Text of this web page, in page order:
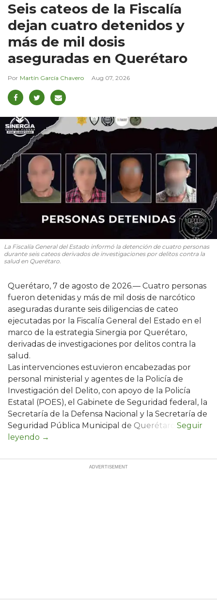
Seis cateos de la Fiscalía
dejan cuatro detenidos y
más de mil dosis
aseguradas en Querétaro
Martín García Chavero Aug 07, 2026
La Fiscalía General del Estado informó la detención de cuatro personas
durante seis cateos derivados de investigaciones por delitos contra la
salud en Querétaro.
Querétaro, 7 de agosto de 2026.— Cuatro personas
fueron detenidas y más de mil dosis de narcótico
aseguradas durante seis diligencias de cateo
ejecutadas por la Fiscalía General del Estado en el
marco de la estrategia Sinergia por Querétaro,
derivadas de investigaciones por delitos contra la
salud.
Las intervenciones estuvieron encabezadas por
personal ministerial y agentes de la Policía de
Investigación del Delito, con apoyo de la Policía
Estatal (POES), el Gabinete de Seguridad federal, la
Secretaría de la Defensa Nacional y la Secretaría de
Seguridad Pública Municipal de Querétaro.